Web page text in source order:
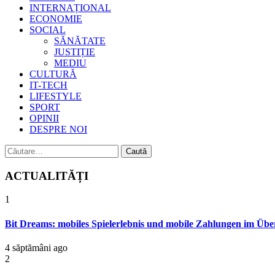
INTERNAȚIONAL
ECONOMIE
SOCIAL
SĂNĂTATE
JUSTIȚIE
MEDIU
CULTURĂ
IT-TECH
LIFESTYLE
SPORT
OPINII
DESPRE NOI
Caută
după:
ACTUALITĂȚI
1
Bit Dreams: mobiles Spielerlebnis und mobile Zahlungen im
4 săptămâni ago
2